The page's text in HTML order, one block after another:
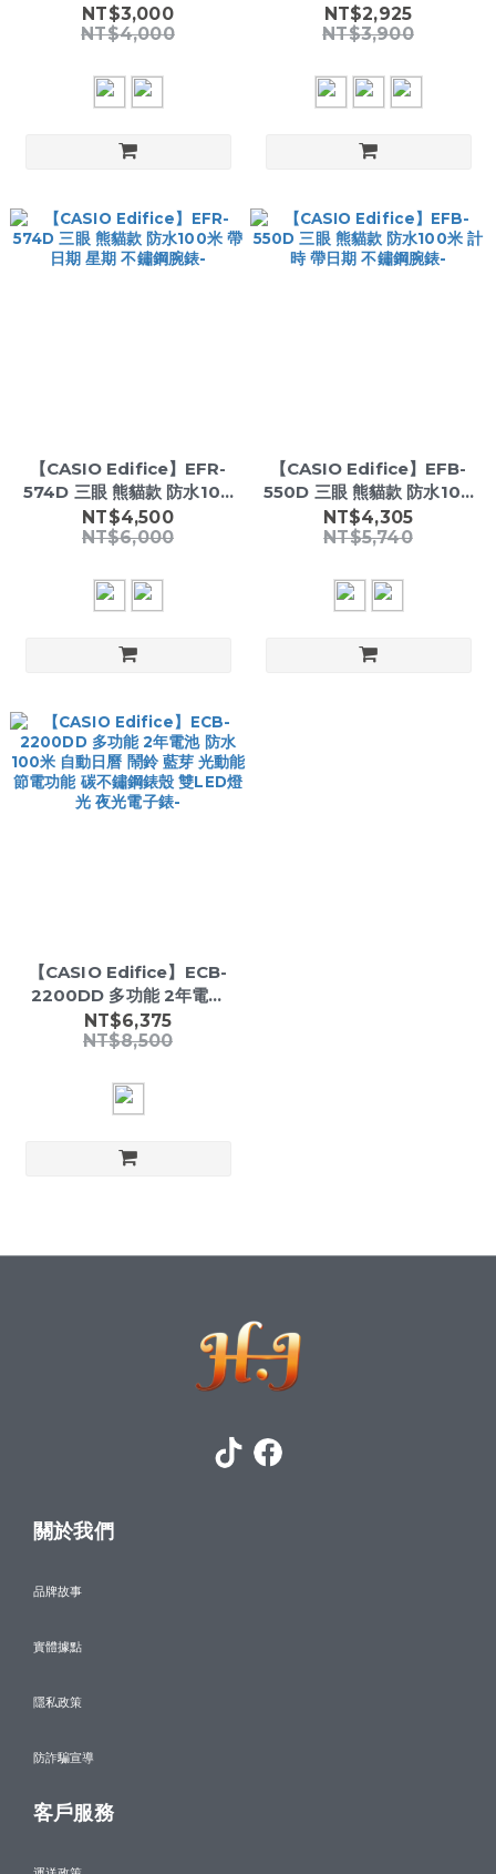
米 帶日期 碼錶 不鏽鋼腕錶-
NT$3,000
NT$4,000
帶日期 不鏽鋼腕錶-
NT$2,925
NT$3,900
【CASIO Edifice】EFR-
574D 三眼 熊貓款 防水100
米 帶日期 星期 不鏽鋼腕錶-
NT$4,500
NT$6,000
【CASIO Edifice】EFB-
550D 三眼 熊貓款 防水100
米 計時 帶日期 不鏽鋼腕錶-
NT$4,305
NT$5,740
【CASIO Edifice】ECB-
2200DD 多功能 2年電池
防水100米 自動日曆 鬧鈴 藍
芽 光動能 節電功能 碳不鏽鋼
錶-
NT$6,375
NT$8,500
關於我們
品牌故事
實體據點
隱私政策
防詐騙宣導
客戶服務